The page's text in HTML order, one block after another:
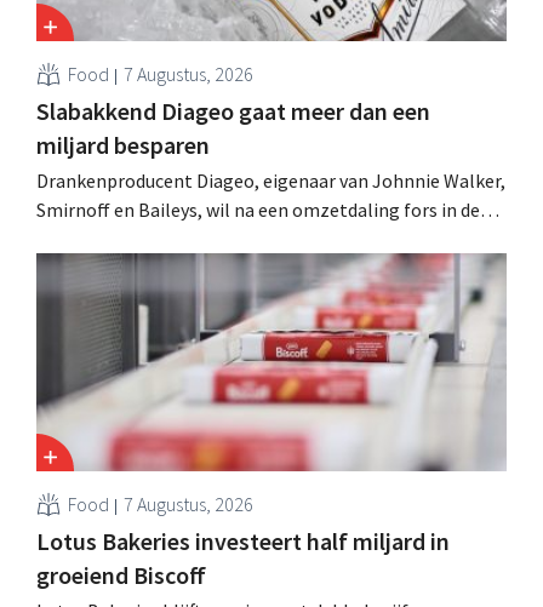
Food 7 Augustus, 2026
Slabakkend Diageo gaat meer dan een
miljard besparen
Drankenproducent Diageo, eigenaar van Johnnie Walker,
Smirnoff en Baileys, wil na een omzetdaling fors in de
andere Guiness en voorgemixte cocktails.
Food 7 Augustus, 2026
Lotus Bakeries investeert half miljard in
groeiend Biscoff